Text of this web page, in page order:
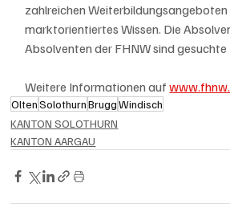
zahlreichen Weiterbildungsangeboten
marktorientiertes Wissen. Die
Absolventen der FHNW sind
Weitere Informationen auf
Olten Solothurn Brugg Windisch
KANTON SOLOTHURN
KANTON AARGAU